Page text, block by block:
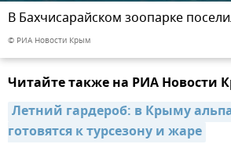
В Бахчисарайском зоопарке
© РИА Новости Крым
Читайте также на РИА Новости
Летний гардероб: в Крыму
готовятся к турсезону и жаре